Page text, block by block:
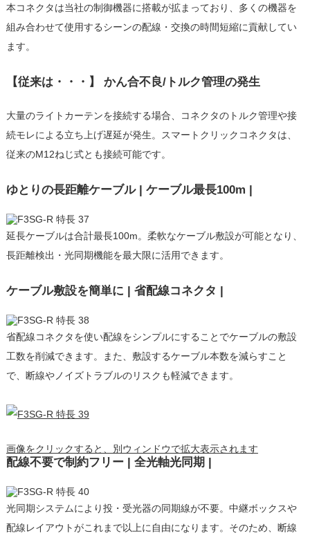
本コネクタは当社の制御機器に搭載が拡まっており、多くの機器を
組み合わせて使用するシーンの配線・交換の時間短縮に貢献してい
ます。
【従来は・・・】 かん合不良/トルク管理の発生
大量のライトカーテンを接続する場合、コネクタのトルク管理や接
続モレによる立ち上げ遅延が発生。スマートクリックコネクタは、
従来のM12ねじ式とも接続可能です。
ゆとりの長距離ケーブル | ケーブル最長100m |
延長ケーブルは合計最長100m。柔軟なケーブル敷設が可能となり、
長距離検出・光同期機能を最大限に活用できます。
ケーブル敷設を簡単に | 省配線コネクタ |
省配線コネクタを使い配線をシンプルにすることでケーブルの敷設
工数を削減できます。また、敷設するケーブル本数を減らすこと
で、断線やノイズトラブルのリスクも軽減できます。
画像をクリックすると、別ウィンドウで拡大表示されます
配線不要で制約フリー | 全光軸光同期 |
光同期システムにより投・受光器の同期線が不要。中継ボックスや
配線レイアウトがこれまで以上に自由になります。そのため、断線